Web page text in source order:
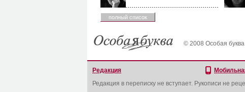
полный список
© 2008 Особая
Редакция
Редакция в переписку не вступает. Рукописи не